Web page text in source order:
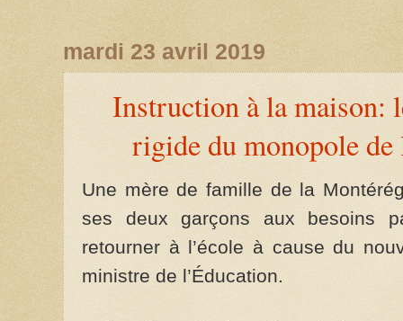
mardi 23 avril 2019
Instruction à la maison:
rigide du monopole
Une mère de famille de la
ses deux garçons aux besoins
retourner à l’école à cause du
ministre de l’Éducation.